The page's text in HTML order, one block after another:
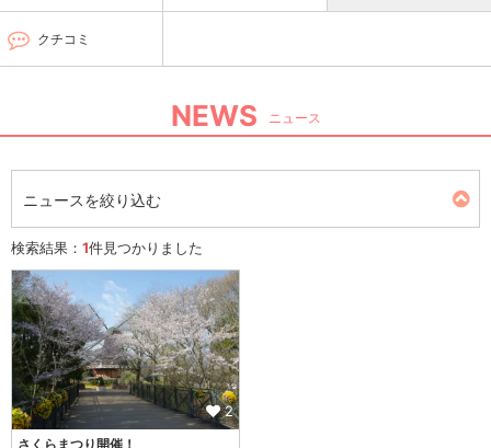
クチコミ
NEWS ニュース
ニュースを絞り込む
検索結果： 1件見つかりました
2
さくらまつり開催！